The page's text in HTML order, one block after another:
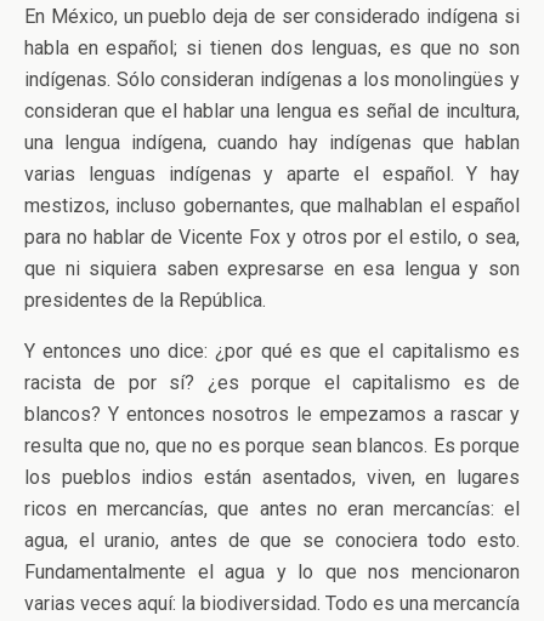
En México, un pueblo deja de ser considerado indígena si
habla en español; si tienen dos lenguas, es que no son
indígenas. Sólo consideran indígenas a los monolingües y
consideran que el hablar una lengua es señal de incultura,
una lengua indígena, cuando hay indígenas que hablan
varias lenguas indígenas y aparte el español. Y hay
mestizos, incluso gobernantes, que malhablan el español
para no hablar de Vicente Fox y otros por el estilo, o sea,
que ni siquiera saben expresarse en esa lengua y son
presidentes de la República.
Y entonces uno dice: ¿por qué es que el capitalismo es
racista de por sí? ¿es porque el capitalismo es de
blancos? Y entonces nosotros le empezamos a rascar y
resulta que no, que no es porque sean blancos. Es porque
los pueblos indios están asentados, viven, en lugares
ricos en mercancías, que antes no eran mercancías: el
agua, el uranio, antes de que se conociera todo esto.
Fundamentalmente el agua y lo que nos mencionaron
varias veces aquí: la biodiversidad. Todo es una mercancía